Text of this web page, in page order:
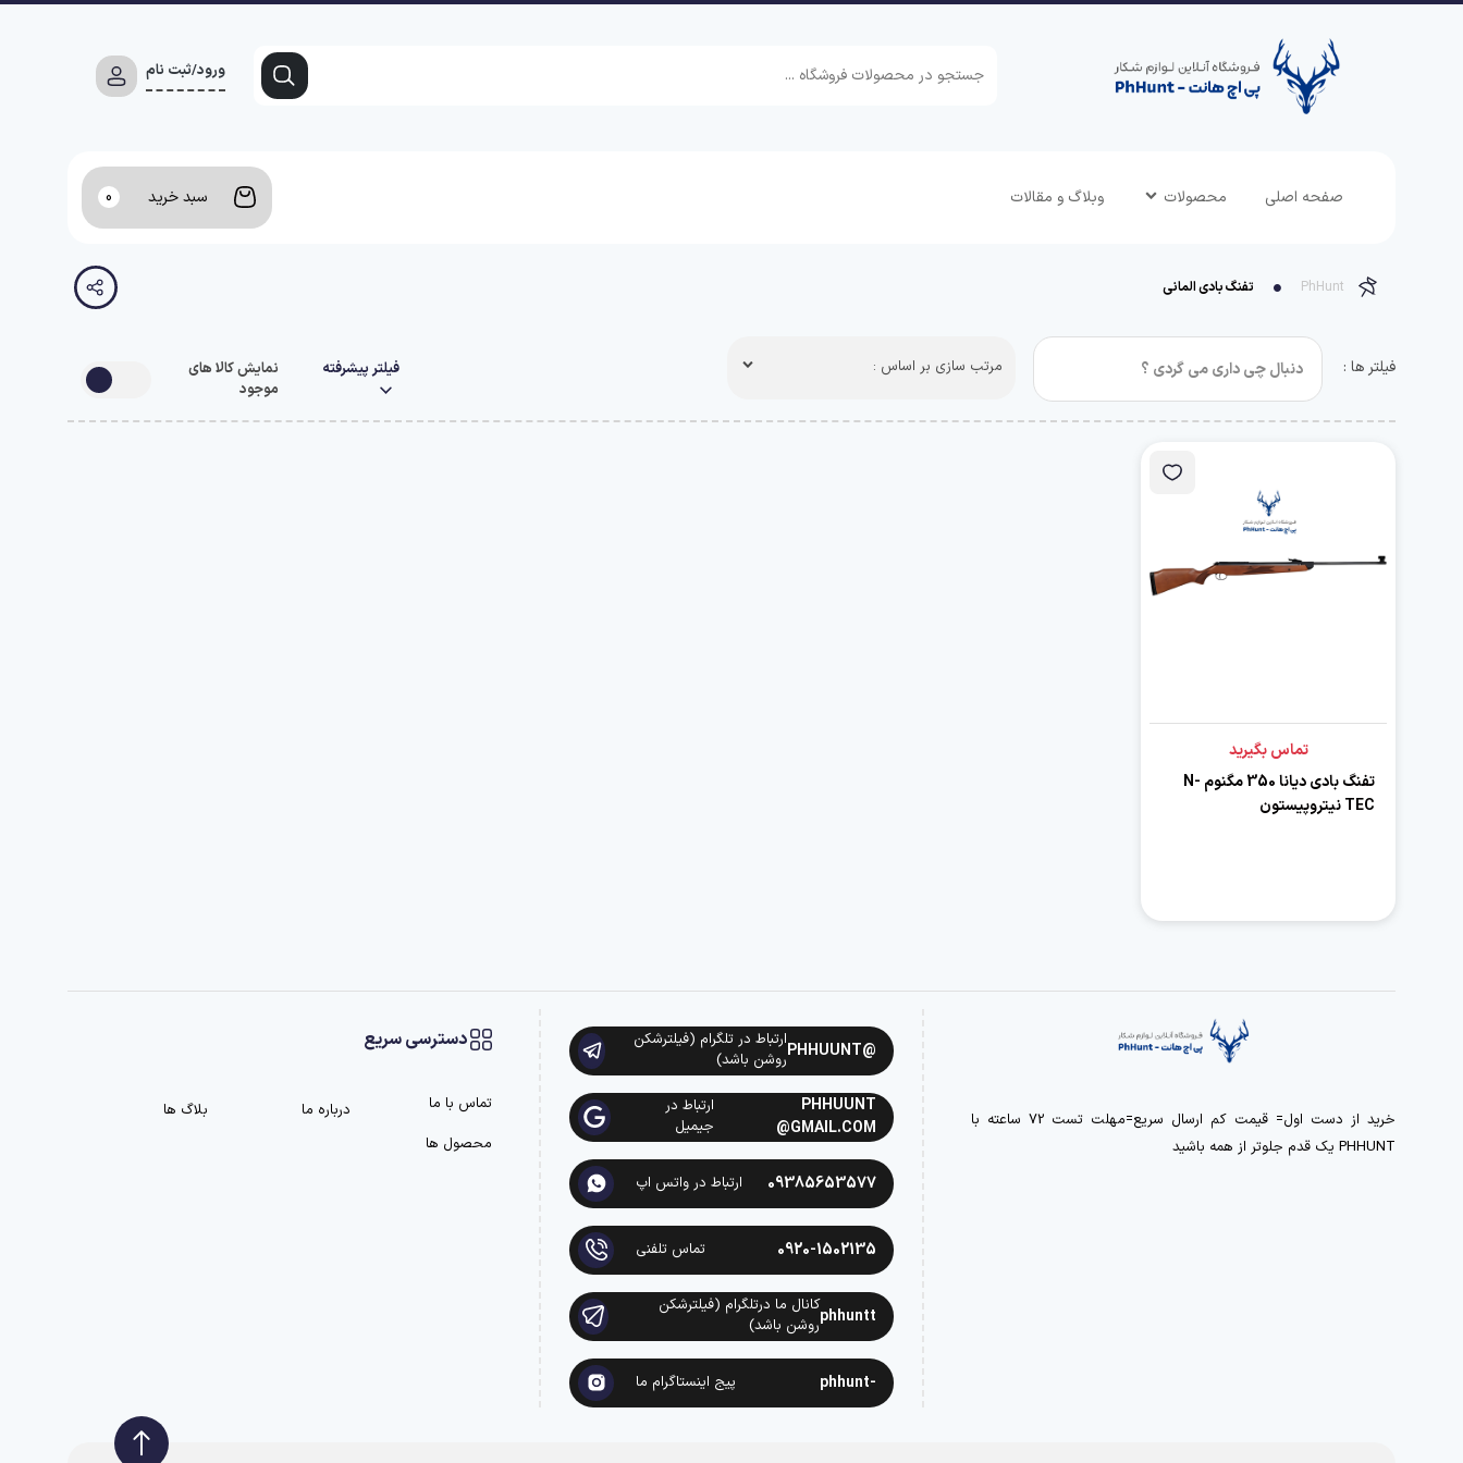
ورود/ثبت نام
صفحه اصلی محصولات وبلاگ و مقالات سبد خرید 0
PhHunt تفنگ بادی المانی
فیلتر ها : مرتب سازی بر اساس : فیلتر پیشرفته
نمایش کالا های
موجود
تماس بگیرید
تفنگ بادی دیانا 350 مگنوم N-
TEC نیتروپیستون
خرید از دست اول= قیمت کم ارسال سریع=مهلت تست 72 ساعته با
PHHUNT یک قدم جلوتر از همه باشید
@PHHUUNT
ارتباط در تلگرام (فیلترشکن
روشن باشد)
PHHUUNT
@GMAIL.COM
ارتباط در
جیمیل
09385653577 ارتباط در واتس اپ
0920-1502135 تماس تلفنی
phhunttکانال ما درتلگرام (فیلترشکن
روشن باشد)
-phhunt پیج اینستاگرام ما
دسترسی سریع
تماس با ما درباره ما
بلاگ ها
محصول ها